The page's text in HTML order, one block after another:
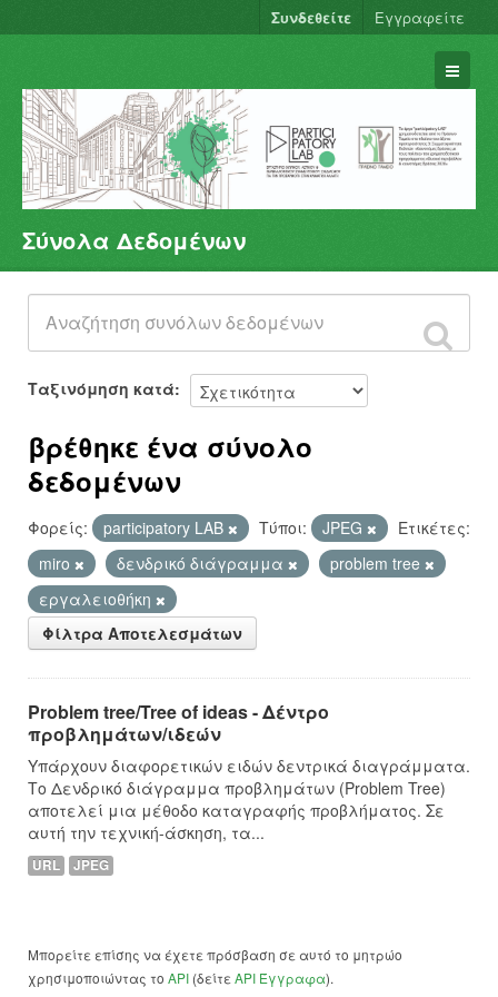
Συνδεθείτε Εγγραφείτε
Σύνολα Δεδομένων
Φορείς
Ομάδες
Σχετικά
Σύνολα Δεδομένων
Ταξινόμηση κατά
βρέθηκε ένα σύνολο
δεδομένων
Φορείς: participatory LAB Τύποι: JPEG
Ετικέτες:
miro
δενδρικό διάγραμμα
problem tree
εργαλειοθήκη
Φίλτρα Αποτελεσμάτων
Problem tree/Tree of ideas - Δέντρο
προβλημάτων/ιδεών
Υπάρχουν διαφορετικών ειδών δεντρικά διαγράμματα.
Το Δενδρικό διάγραμμα προβλημάτων (Problem Tree)
αποτελεί μια μέθοδο καταγραφής προβλήματος. Σε
αυτή την τεχνική-άσκηση, τα...
URL JPEG
Μπορείτε επίσης να έχετε πρόσβαση σε αυτό το μητρώο
χρησιμοποιώντας το API (δείτε API Έγγραφα).